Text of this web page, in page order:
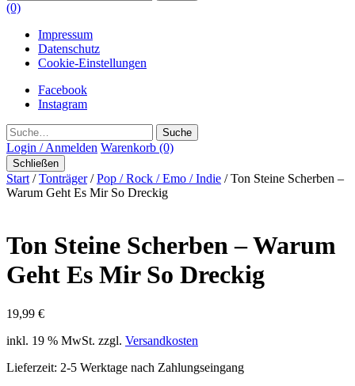
(0)
Impressum
Datenschutz
Cookie-Einstellungen
Facebook
Instagram
Suche
Login / Anmelden Warenkorb (0)
Schließen
Start /Tonträger/Pop / Rock / Emo / Indie / Ton Steine Scherben ‎–
Warum Geht Es Mir So Dreckig
Ton Steine Scherben ‎– Warum
Geht Es Mir So Dreckig
19,99 €
inkl. 19 % MwSt. zzgl. Versandkosten
Lieferzeit: 2-5 Werktage nach Zahlungseingang